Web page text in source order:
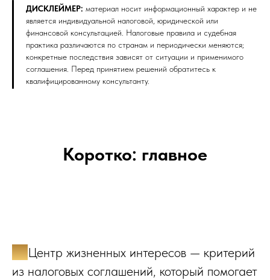
ДИСКЛЕЙМЕР: материал носит информационный характер и не
является индивидуальной налоговой, юридической или
финансовой консультацией. Налоговые правила и судебная
практика различаются по странам и периодически меняются;
конкретные последствия зависят от ситуации и применимого
соглашения. Перед принятием решений обратитесь к
квалифицированному консультанту.
Коротко: главное
✔️Центр жизненных интересов — критерий
из налоговых соглашений, который помогает